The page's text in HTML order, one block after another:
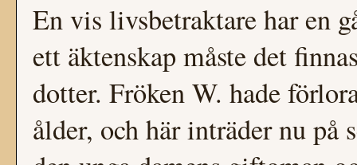
En vis livsbetraktare har en
ett äktenskap måste det
dotter. Fröken W. hade
ålder, och här inträder nu på